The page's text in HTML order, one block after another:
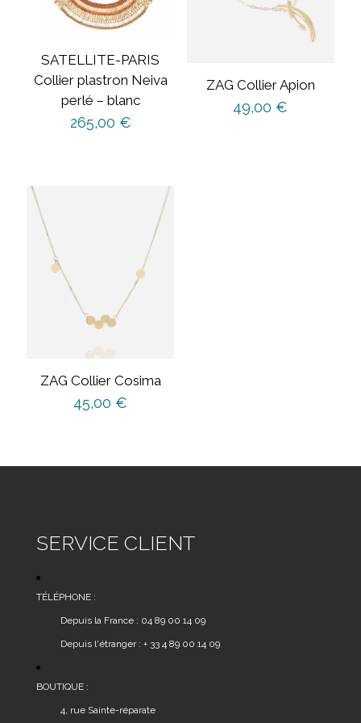
SATELLITE-PARIS
Collier plastron Neiva
perlé – blanc
265,00 €
ZAG Collier Apion
49,00 €
ZAG Collier Cosima
45,00 €
SERVICE CLIENT
TÉLÉPHONE :
Depuis la France : 04 89 00 14 09
Depuis l'étranger : + 33 4 89 00 14 09
BOUTIQUE :
4, rue Sainte-réparate